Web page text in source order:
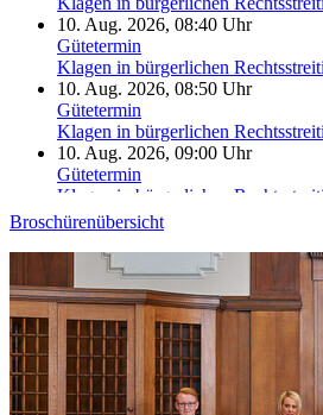
10. Aug. 2026, 08:40 Uhr
Gütetermin
Klagen in bürgerlichen
10. Aug. 2026, 08:50 Uhr
Gütetermin
Klagen in bürgerlichen
10. Aug. 2026, 09:00 Uhr
Gütetermin
Klagen in bürgerlichen
10. Aug. 2026, 09:00 Uhr
Klagen in bürgerlichen
10. Aug. 2026, 09:00 Uhr
Gütetermin
Klagen in bürgerlichen
10. Aug. 2026, 09:10 Uhr
Gütetermin
Klagen in bürgerlichen
10. Aug. 2026, 09:15 Uhr
Broschürenübersicht